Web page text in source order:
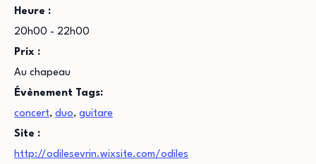
Heure :
20h00 - 22h00
Prix :
Au chapeau
Évènement Tags:
concert, duo, guitare
Site :
http://odilesevrin.wixsite.com/odiles